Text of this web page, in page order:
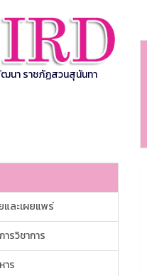
นา ราชภัฏสวนสุนันทา
และเผยแพร่
รวิชาการ
าร